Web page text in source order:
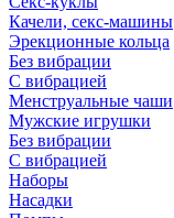
Качели, секс-машины
Эрекционные кольца
Без вибрации
С вибрацией
Менструальные чаши
Мужские игрушки
Без вибрации
С вибрацией
Наборы
Насадки